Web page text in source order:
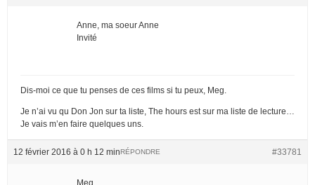
Anne, ma soeur Anne
Invité
Dis-moi ce que tu penses de ces films si tu peux, Meg.
Je n’ai vu qu Don Jon sur ta liste, The hours est sur ma liste de lecture…
Je vais m’en faire quelques uns.
12 février 2016 à 0 h 12 min #33781
RÉPONDRE
Meg